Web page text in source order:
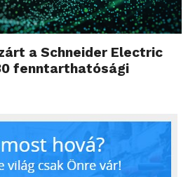
a Schneider Electric
fenntarthatósági